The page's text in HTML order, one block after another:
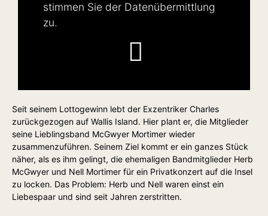
stimmen Sie der Datenübermittlung
zu.
Seit seinem Lottogewinn lebt der Exzentriker Charles
zurückgezogen auf Wallis Island. Hier plant er, die Mitglieder
seine Lieblingsband McGwyer Mortimer wieder
zusammenzuführen. Seinem Ziel kommt er ein ganzes Stück
näher, als es ihm gelingt, die ehemaligen Bandmitglieder Herb
McGwyer und Nell Mortimer für ein Privatkonzert auf die Insel
zu locken. Das Problem: Herb und Nell waren einst ein
Liebespaar und sind seit Jahren zerstritten.